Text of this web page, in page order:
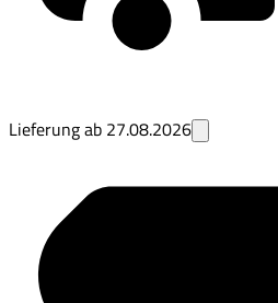
Lieferung ab 27.08.2026